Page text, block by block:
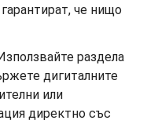
че нищо
Използвайте раздела
дигиталните
или
директно със